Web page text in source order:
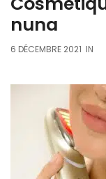
nuna
6 DÉCEMBRE 2021 IN